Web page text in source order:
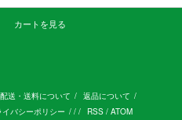
カートを見る
配送・送料について / 返品について /
イバシーポリシー / / / RSS / ATOM